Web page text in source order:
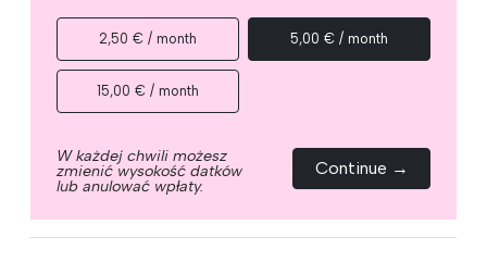
2,50 € / month 5,00 € / month
15,00 € / month
W każdej chwili możesz
zmienić wysokość datków
lub anulować wpłaty.
Continue →